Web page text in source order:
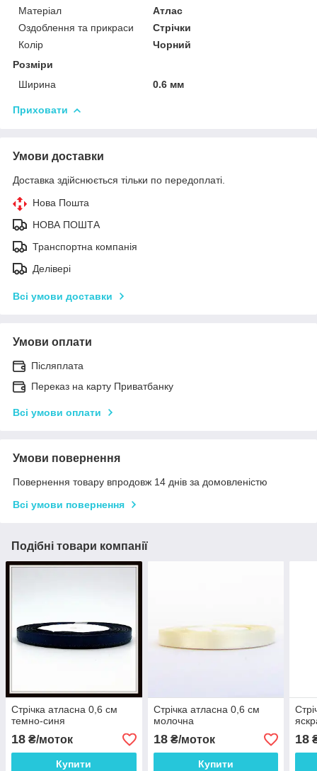
Матеріал
Атлас
Оздоблення та прикраси
Стрічки
Колір
Чорний
Розміри
Ширина
0.6 мм
Приховати
Умови доставки
Доставка здійснюється тільки по передоплаті.
Нова Пошта
НОВА ПОШТА
Транспортна компанія
Делівері
Всі умови доставки
Умови оплати
Післяплата
Переказ на карту Приватбанку
Всі умови оплати
Умови повернення
Повернення товару впродовж 14 днів за домовленістю
Всі умови повернення
Подібні товари компанії
Стрічка атласна 0,6 см
темно-синя
18 ₴/моток
Купити
Стрічка атласна 0,6 см
молочна
18₴/моток
Купити
18